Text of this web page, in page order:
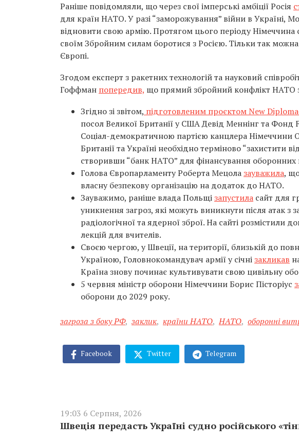
Раніше повідомляли, що через свої імперські амбіції Росія
для країн НАТО. У разі “заморожування” війни в Україні,
відновити свою армію. Протягом цього періоду
своїм Збройним силам боротися з Росією. Тільки так
Європі.
Згодом експерт з ракетних технологій та науковий
Гоффман попередив, що прямий збройний конфлікт НАТО
Згідно зі звітом, підготовленим проєктом New
посол Великої Британії у США Девід Меннінг та Фонд
Соціал-демократичною партією канцлера
Британії та Україні необхідно терміново “захистити
створивши “банк НАТО” для фінансування оборонних
Голова Європарламенту Роберта Мецолазауважила,
власну безпекову організацію на додаток до НАТО.
Зауважимо, раніше влада Польщізапустила сайт для
уникнення загроз, які можуть виникнути після атак з
радіологічної та ядерної зброї. На сайті розмістили
лекцій для вчителів.
Своєю чергою, у Швеції, на території, близькій до
Україною, Головнокомандувач армії у січнізакликав
Країна знову починає культивувати свою цивільну
5 червня міністр оборони Німеччини Борис Пісторіус
оборони до 2029 року.
загроза з боку РФ, заклик, країни НАТО, НАТО, оборонні
Facebook Twitter Telegram
19:03 6 Серпня, 2026
Швеція передасть Україні судно російського